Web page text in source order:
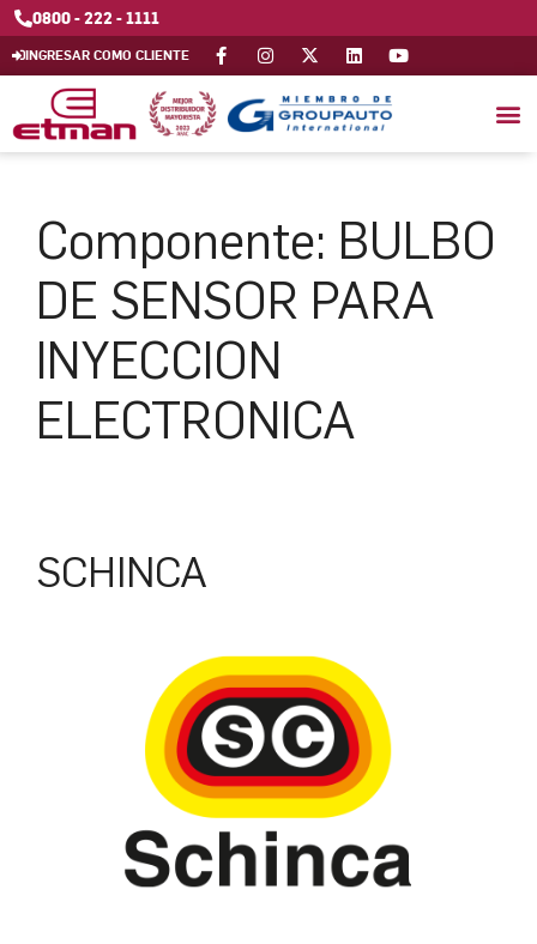
0800 - 222 - 1111
INGRESAR COMO CLIENTE
Componente: BULBO
DE SENSOR PARA
INYECCION
ELECTRONICA
SCHINCA